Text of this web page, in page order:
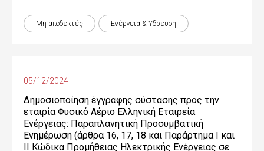
Μη αποδεκτές Ενέργεια & Ύδρευση
05/12/2024
Δημοσιοποίηση έγγραφης σύστασης προς την
εταιρία Φυσικό Αέριο Ελληνική Εταιρεία
Ενέργειας: Παραπλανητική Προσυμβατική
Ενημέρωση (άρθρα 16, 17, 18 και Παράρτημα Ι και
ΙΙ Κώδικα Προμήθειας Ηλεκτρικής Ενέργειας σε